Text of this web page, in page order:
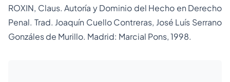
ROXIN, Claus. Autoría y Dominio del Hecho en Derecho
Penal. Trad. Joaquín Cuello Contreras, José Luís Serrano
Gonzáles de Murillo. Madrid: Marcial Pons, 1998.